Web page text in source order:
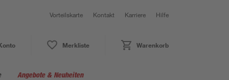
Vorteilskarte Kontakt Karriere Hilfe
Merkliste Warenkorb
Angebote & Neuheiten